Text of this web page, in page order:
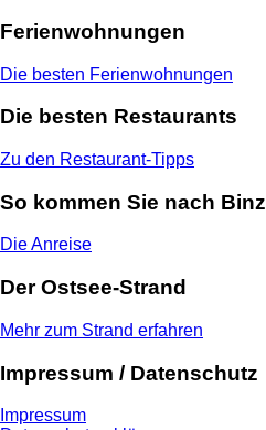
Ferienwohnungen
Die besten Ferienwohnungen
Die besten Restaurants
Zu den Restaurant-Tipps
So kommen Sie nach Binz
Die Anreise
Der Ostsee-Strand
Mehr zum Strand erfahren
Impressum / Datenschutz
Impressum